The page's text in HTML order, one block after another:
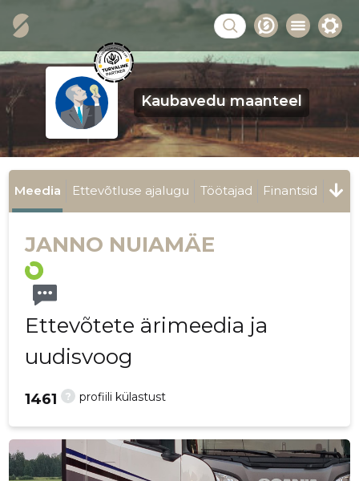
Kaubavedu maanteel
Meedia Ettevõtluse ajalugu Töötajad Finantsid
JANNO NUIAMÄE
Ettevõtete ärimeedia ja
uudisvoog
? profiili külastust
1461